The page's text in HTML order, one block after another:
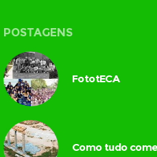
POSTAGENS
FototECA
Como tudo